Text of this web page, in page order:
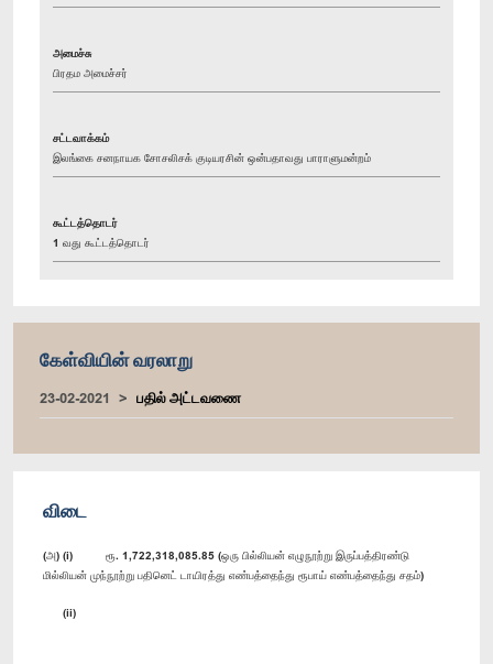
அமைச்சு
பிரதம அமைச்சர்
சட்டவாக்கம்
இலங்கை சனநாயக சோசலிசக் குடியரசின் ஒன்பதாவது பாராளுமன்றம்
கூட்டத்தொடர்
1 வது கூட்டத்தொடர்
கேள்வியின் வரலாறு
23-02-2021 பதில் அட்டவணை
விடை
(அ) (i) ரூ. 1,722,318,085.85 (ஒரு பில்லியன் எழுநூற்று இருப்பத்திரண்டு
மில்லியன் முந்நூற்று பதினெட் டாயிரத்து எண்பத்தைந்து ரூபாய் எண்பத்தைந்து சதம்)
(ii)